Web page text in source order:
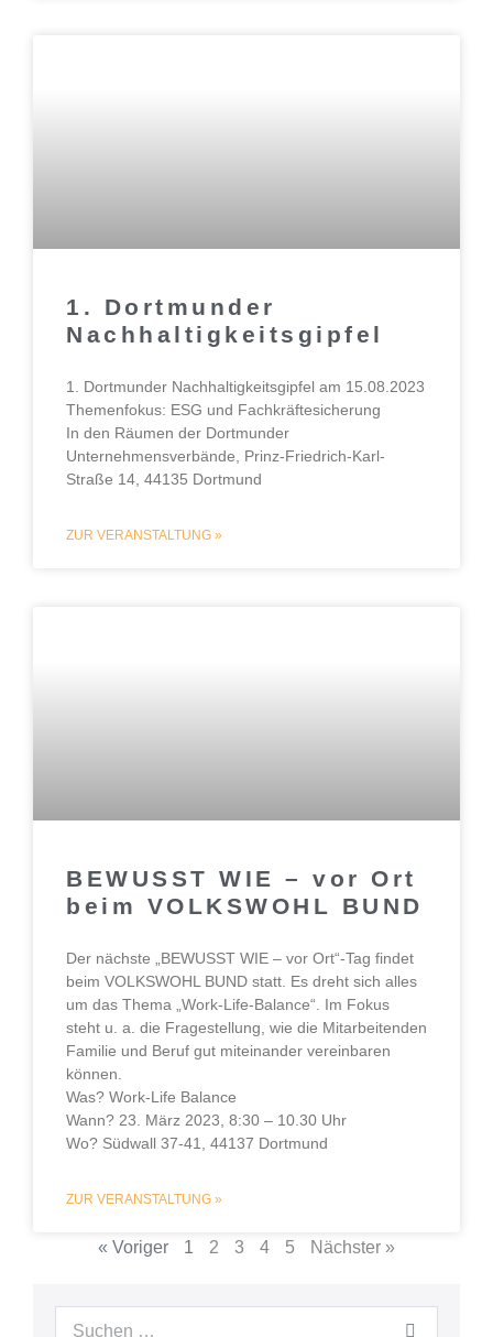
1. Dortmunder
Nachhaltigkeitsgipfel
1. Dortmunder Nachhaltigkeitsgipfel am 15.08.2023
Themenfokus: ESG und Fachkräftesicherung
In den Räumen der Dortmunder
Unternehmensverbände, Prinz-Friedrich-Karl-
Straße 14, 44135 Dortmund
ZUR VERANSTALTUNG »
BEWUSST WIE – vor Ort
beim VOLKSWOHL BUND
Der nächste „BEWUSST WIE – vor Ort“-Tag findet
beim VOLKSWOHL BUND statt. Es dreht sich alles
um das Thema „Work-Life-Balance“. Im Fokus
steht u. a. die Fragestellung, wie die Mitarbeitenden
Familie und Beruf gut miteinander vereinbaren
können.
Was? Work-Life Balance
Wann? 23. März 2023, 8:30 – 10.30 Uhr
Wo? Südwall 37-41, 44137 Dortmund
ZUR VERANSTALTUNG »
« Voriger 1 2 3 4 5 Nächster »